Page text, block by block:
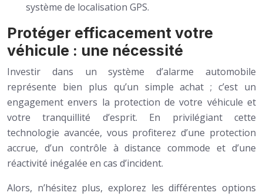
système de localisation GPS.
Protéger efficacement votre
véhicule : une nécessité
Investir dans un système d’alarme automobile
représente bien plus qu’un simple achat ; c’est un
engagement envers la protection de votre véhicule et
votre tranquillité d’esprit. En privilégiant cette
technologie avancée, vous profiterez d’une protection
accrue, d’un contrôle à distance commode et d’une
réactivité inégalée en cas d’incident.
Alors, n’hésitez plus, explorez les différentes options